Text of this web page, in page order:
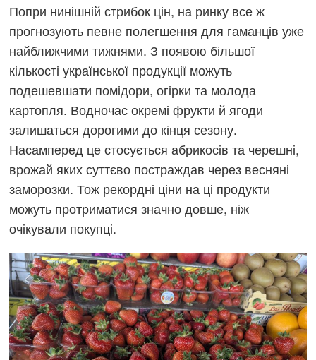
Попри нинішній стрибок цін, на ринку все ж
прогнозують певне полегшення для гаманців уже
найближчими тижнями. З появою більшої
кількості української продукції можуть
подешевшати помідори, огірки та молода
картопля. Водночас окремі фрукти й ягоди
залишаться дорогими до кінця сезону.
Насамперед це стосується абрикосів та черешні,
врожай яких суттєво постраждав через весняні
заморозки. Тож рекордні ціни на ці продукти
можуть протриматися значно довше, ніж
очікували покупці.